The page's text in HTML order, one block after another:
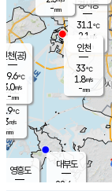
의도
℃
m/s
mm
영흥도
대부도
28.4
경서동
31.1℃
2.1 m/s
-mm
-mm
인천(공)
29.6℃
3.0m/s
-mm
인천
33℃
1.8m/s
-mm